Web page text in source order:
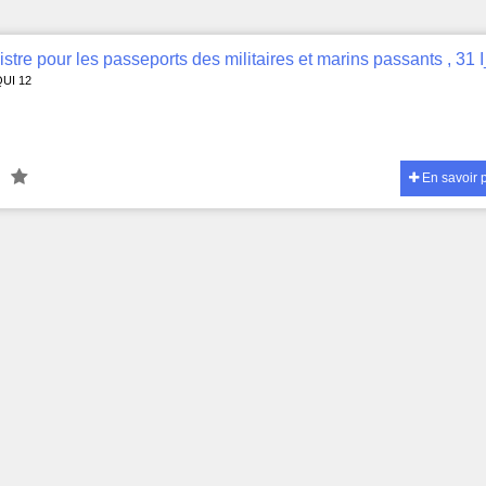
12
En savoir